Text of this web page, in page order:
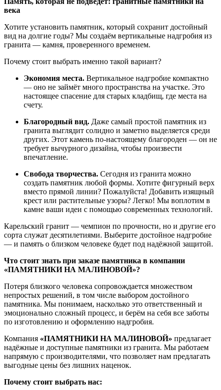
века
Хотите установить памятник, который сохранит достойный
вид на долгие годы? Мы создаём вертикальные надгробия из
гранита — камня, проверенного временем.
Почему стоит выбрать именно такой вариант?
Экономия места. Вертикальное надгробие компактно
— оно не займёт много пространства на участке. Это
настоящее спасение для старых кладбищ, где места на
счету.
Благородный вид. Даже самый простой памятник из
гранита выглядит солидно и заметно выделяется среди
других. Этот камень по-настоящему благороден — он не
требует вычурного дизайна, чтобы произвести
впечатление.
Свобода творчества. Сегодня из гранита можно
создать памятник любой формы. Хотите фигурный верх
вместо прямой линии? Пожалуйста! Добавить изящный
крест или растительные узоры? Легко! Мы воплотим в
камне ваши идеи с помощью современных технологий.
Карельский гранит — чемпион по прочности, но и другие его
сорта служат десятилетиями. Выберите достойное надгробие
— и память о близком человеке будет под надёжной защитой.
Что стоит знать при заказе памятника в компании
«ПАМЯТНИКИНА МАЛИНОВОЙ»?
Потеря близкого человека сопровождается множеством
непростых решений, в том числе выбором достойного
памятника. Мы понимаем, насколько это ответственный и
эмоционально сложный процесс, и берём на себя все заботы
по изготовлению и оформлению надгробия.
Компания «ПАМЯТНИКИНА МАЛИНОВОЙ» предлагает
надёжные и доступные памятники из гранита. Мы работаем
напрямую с производителями, что позволяет нам предлагать
выгодные цены без лишних наценок.
Почему стоит выбрать нас: